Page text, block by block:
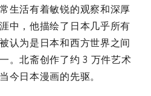
生活有着敏锐的观察和深厚
中，他描绘了日本几乎所有
认为是日本和西方世界之间
。北斋创作了约 3 万件艺术
今日本漫画的先驱。